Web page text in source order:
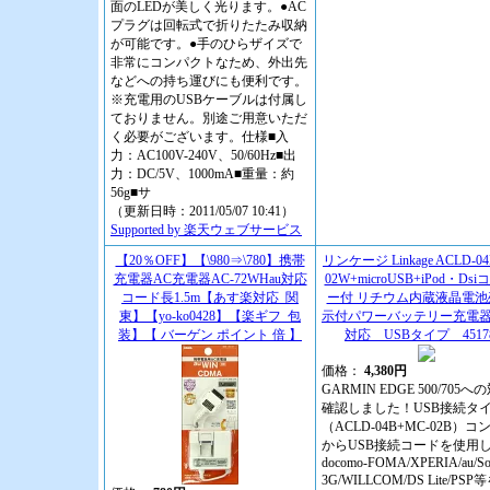
面のLEDが美しく光ります。●AC
プラグは回転式で折りたたみ収納
が可能です。●手のひらザイズで
非常にコンパクトなため、外出先
などへの持ち運びにも便利です。
※充電用のUSBケーブルは付属し
ておりません。別途ご用意いただ
く必要がございます。仕様■入
力：AC100V-240V、50/60Hz■出
力：DC/5V、1000mA■重量：約
56g■サ
（更新日時：2011/05/07 10:41）
Supported by 楽天ウェブサービス
【20％OFF】【\980⇒\780】携帯
充電器AC充電器AC-72WHau対応
コード長1.5m【あす楽対応_関
東】【yo-ko0428】【楽ギフ_包
装】【 バーゲン ポイント 倍 】
リンケージ Linkage ACLD-
02W+microUSB+iPod・Dsi
ー付 リチウム内蔵液晶電
示付パワーバッテリー充電
対応 USBタイプ
価格： 4,380円
GARMIN EDGE 500/705へ
確認しました！USB接続タ
（ACLD-04B+MC-02B）コ
からUSB接続コードを使用
docomo-FOMA/XPERIA/au/
3G/WILLCOM/DS Lite/PSP